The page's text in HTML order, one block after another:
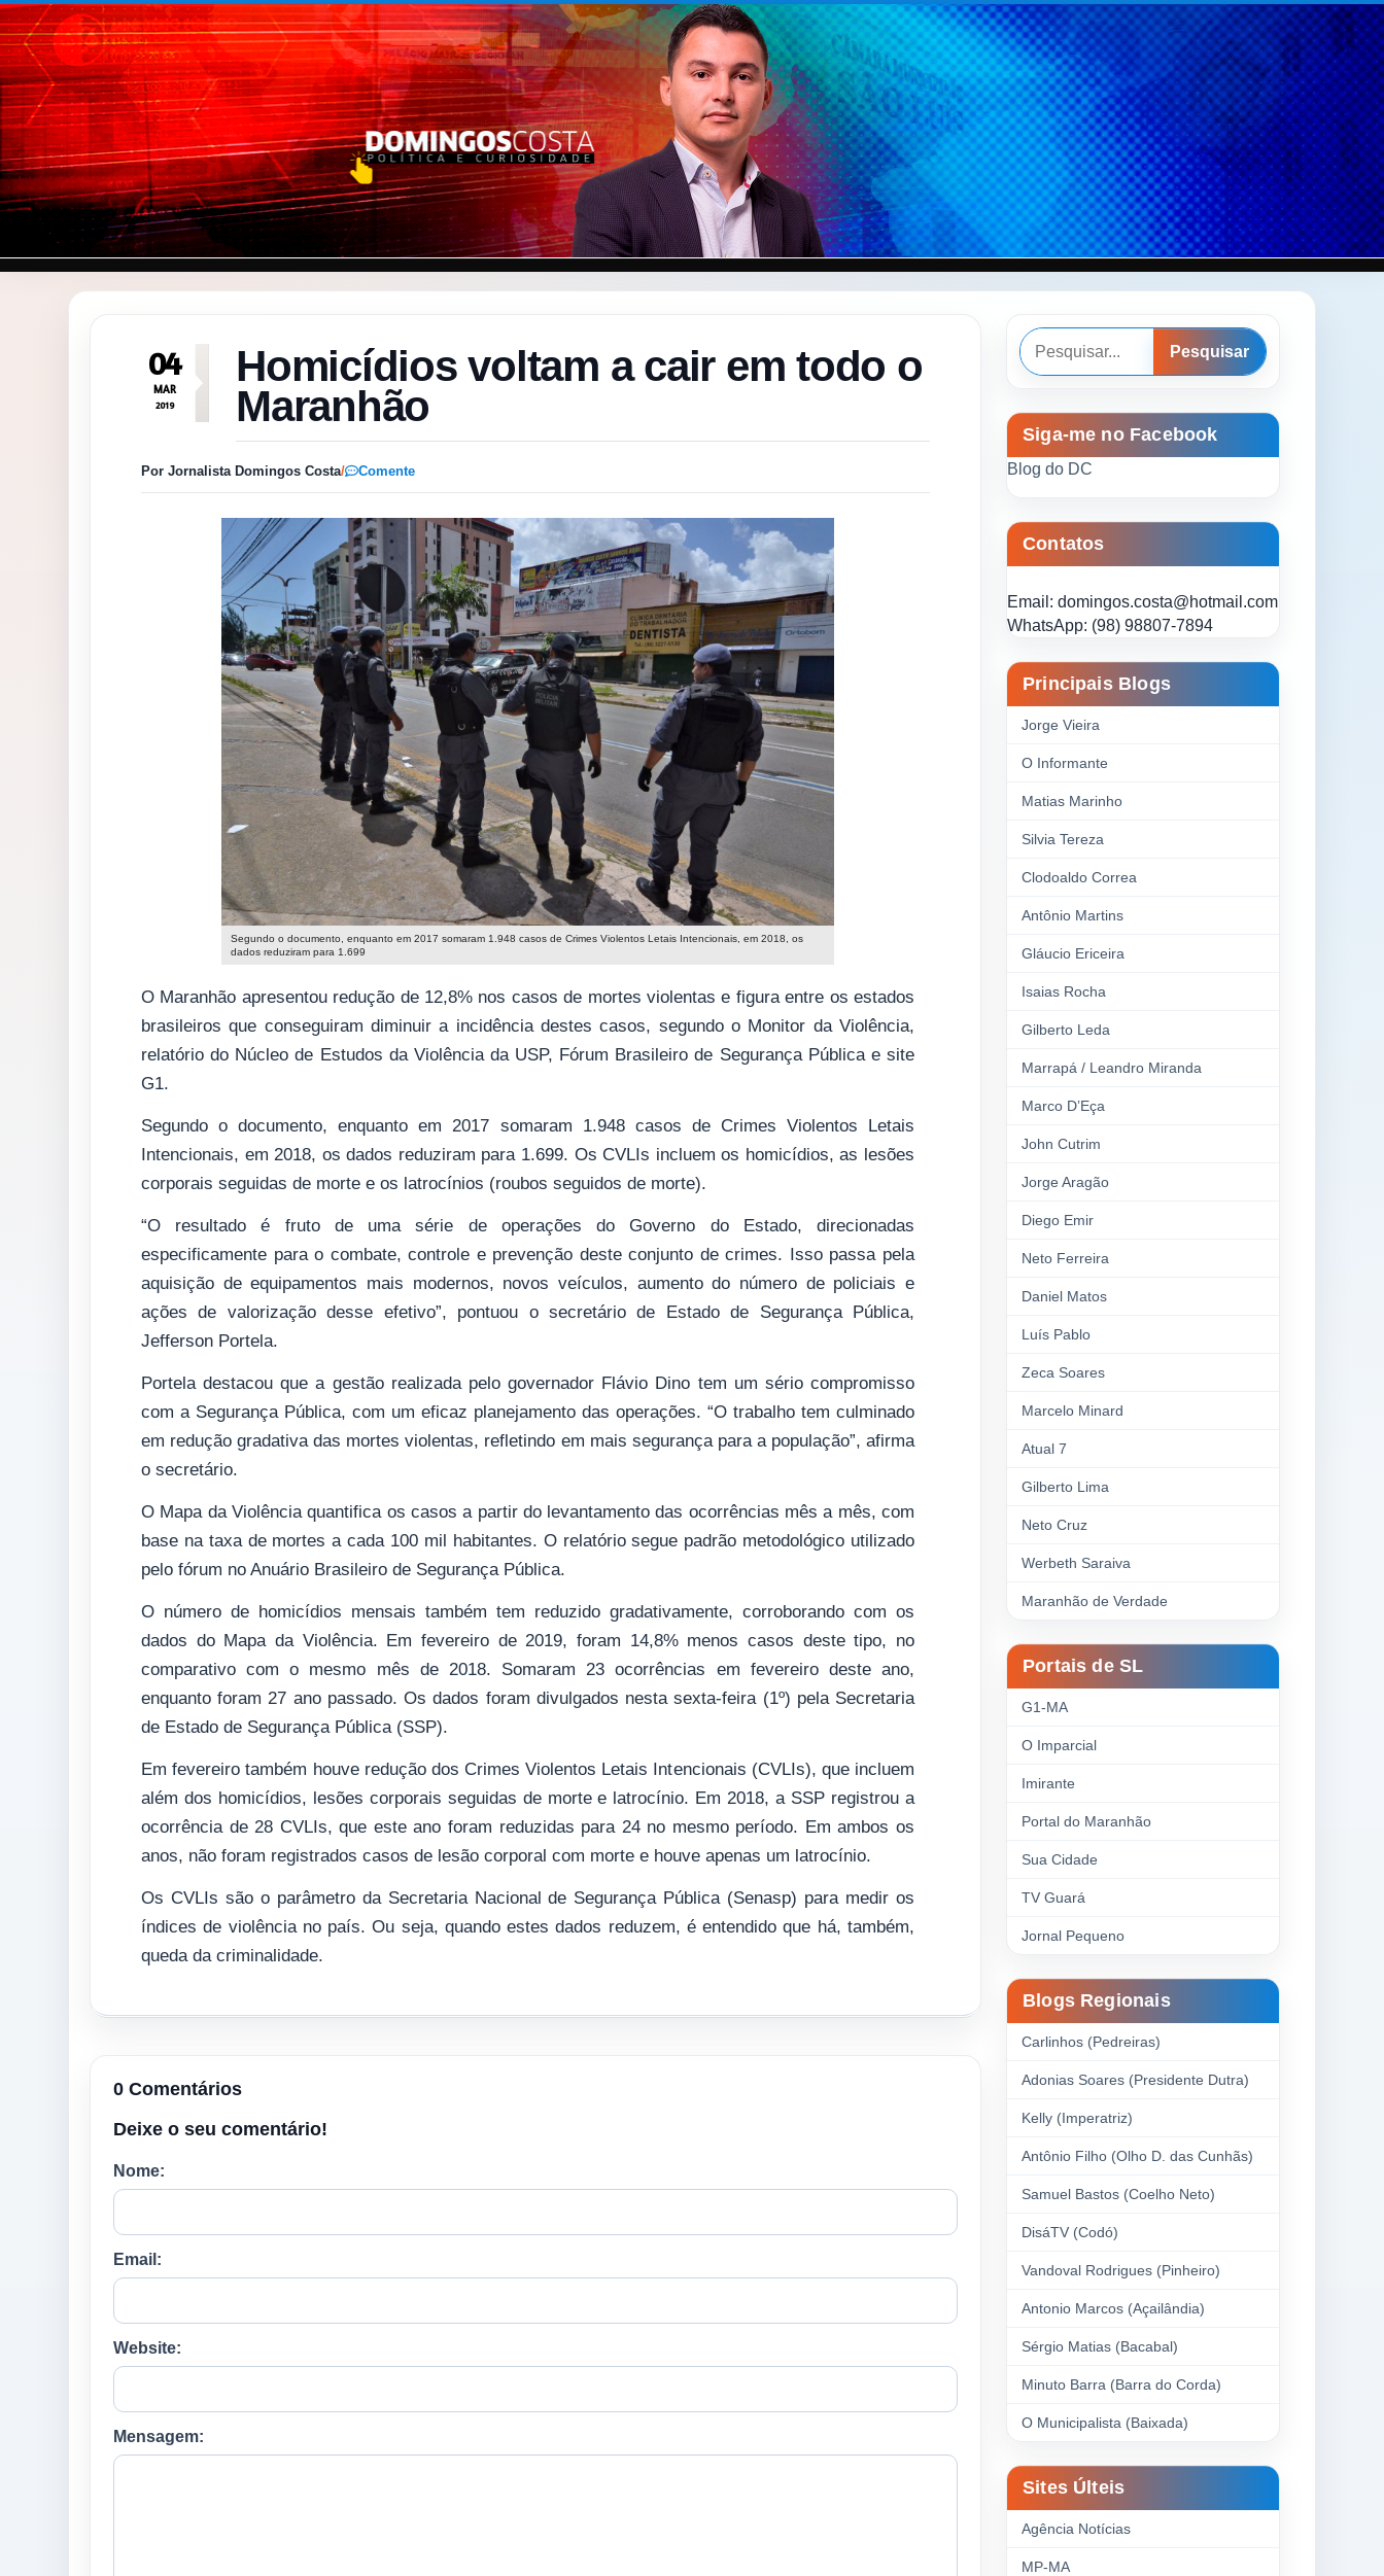
Pular para o conteúdo
04
MAR
2019
Homicídios voltam a cair em todo o
Maranhão
Por Jornalista Domingos Costa/ Comente
Segundo o documento, enquanto em 2017 somaram 1.948 casos de Crimes Violentos Letais Intencionais, em 2018, os
dados reduziram para 1.699
O Maranhão apresentou redução de 12,8% nos casos de mortes violentas e figura entre os estados
brasileiros que conseguiram diminuir a incidência destes casos, segundo o Monitor da Violência,
relatório do Núcleo de Estudos da Violência da USP, Fórum Brasileiro de Segurança Pública e site
G1.
Segundo o documento, enquanto em 2017 somaram 1.948 casos de Crimes Violentos Letais
Intencionais, em 2018, os dados reduziram para 1.699. Os CVLIs incluem os homicídios, as lesões
corporais seguidas de morte e os latrocínios (roubos seguidos de morte).
“O resultado é fruto de uma série de operações do Governo do Estado, direcionadas
especificamente para o combate, controle e prevenção deste conjunto de crimes. Isso passa pela
aquisição de equipamentos mais modernos, novos veículos, aumento do número de policiais e
ações de valorização desse efetivo”, pontuou o secretário de Estado de Segurança Pública,
Jefferson Portela.
Portela destacou que a gestão realizada pelo governador Flávio Dino tem um sério compromisso
com a Segurança Pública, com um eficaz planejamento das operações. “O trabalho tem culminado
em redução gradativa das mortes violentas, refletindo em mais segurança para a população”, afirma
o secretário.
O Mapa da Violência quantifica os casos a partir do levantamento das ocorrências mês a mês, com
base na taxa de mortes a cada 100 mil habitantes. O relatório segue padrão metodológico utilizado
pelo fórum no Anuário Brasileiro de Segurança Pública.
O número de homicídios mensais também tem reduzido gradativamente, corroborando com os
dados do Mapa da Violência. Em fevereiro de 2019, foram 14,8% menos casos deste tipo, no
comparativo com o mesmo mês de 2018. Somaram 23 ocorrências em fevereiro deste ano,
enquanto foram 27 ano passado. Os dados foram divulgados nesta sexta-feira (1º) pela Secretaria
de Estado de Segurança Pública (SSP).
Em fevereiro também houve redução dos Crimes Violentos Letais Intencionais (CVLIs), que incluem
além dos homicídios, lesões corporais seguidas de morte e latrocínio. Em 2018, a SSP registrou a
ocorrência de 28 CVLIs, que este ano foram reduzidas para 24 no mesmo período. Em ambos os
anos, não foram registrados casos de lesão corporal com morte e houve apenas um latrocínio.
Os CVLIs são o parâmetro da Secretaria Nacional de Segurança Pública (Senasp) para medir os
índices de violência no país. Ou seja, quando estes dados reduzem, é entendido que há, também,
queda da criminalidade.
0 Comentários
Deixe o seu comentário!
Nome:
Email:
Website:
Mensagem:
Pesquisar
Pesquisar
Siga-me no Facebook
Blog do DC
Contatos
Email: domingos.costa@hotmail.com
WhatsApp: (98) 98807-7894
Principais Blogs
Jorge Vieira
O Informante
Matias Marinho
Silvia Tereza
Clodoaldo Correa
Antônio Martins
Gláucio Ericeira
Isaias Rocha
Gilberto Leda
Marrapá / Leandro Miranda
Marco D’Eça
John Cutrim
Jorge Aragão
Diego Emir
Neto Ferreira
Daniel Matos
Luís Pablo
Zeca Soares
Marcelo Minard
Atual 7
Gilberto Lima
Neto Cruz
Werbeth Saraiva
Maranhão de Verdade
Portais de SL
G1-MA
O Imparcial
Imirante
Portal do Maranhão
Sua Cidade
TV Guará
Jornal Pequeno
Blogs Regionais
Carlinhos (Pedreiras)
Adonias Soares (Presidente Dutra)
Kelly (Imperatriz)
Antônio Filho (Olho D. das Cunhãs)
Samuel Bastos (Coelho Neto)
DisáTV (Codó)
Vandoval Rodrigues (Pinheiro)
Antonio Marcos (Açailândia)
Sérgio Matias (Bacabal)
Minuto Barra (Barra do Corda)
O Municipalista (Baixada)
Sites Últeis
Agência Notícias
MP-MA